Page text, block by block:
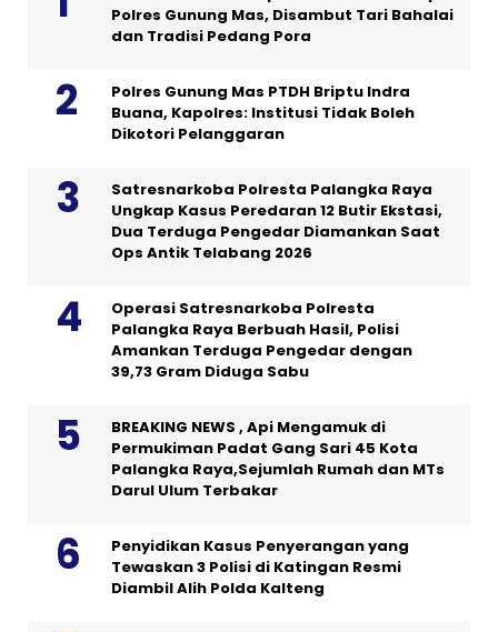
Polres Gunung Mas, Disambut Tari Bahalai
dan Tradisi Pedang Pora
Polres Gunung Mas PTDH Briptu Indra
Buana, Kapolres: Institusi Tidak Boleh
Dikotori Pelanggaran
Satresnarkoba Polresta Palangka Raya
Ungkap Kasus Peredaran 12 Butir Ekstasi,
Dua Terduga Pengedar Diamankan Saat
Ops Antik Telabang 2026
Operasi Satresnarkoba Polresta
Palangka Raya Berbuah Hasil, Polisi
Amankan Terduga Pengedar dengan
39,73 Gram Diduga Sabu
BREAKING NEWS , Api Mengamuk di
Permukiman Padat Gang Sari 45 Kota
Palangka Raya,Sejumlah Rumah dan MTs
Darul Ulum Terbakar
Penyidikan Kasus Penyerangan yang
Tewaskan 3 Polisi di Katingan Resmi
Diambil Alih Polda Kalteng